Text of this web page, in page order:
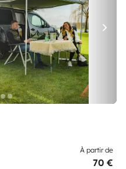
À partir de
70 €